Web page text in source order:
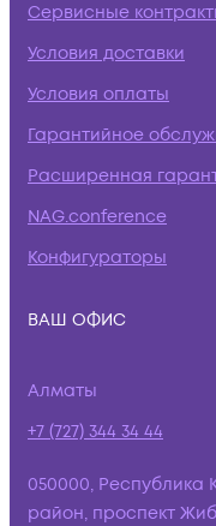
Сервисные
Условия доставки
Условия оплаты
Гарантийное
Расширенная
NAG.conference
Конфигураторы
ВАШ ОФИС
Алматы
+7 (727) 344 34 44
050000, Республика
район, проспект